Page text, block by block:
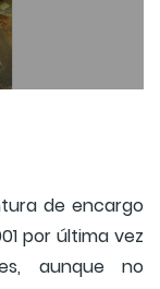
de encargo
por última vez
aunque no